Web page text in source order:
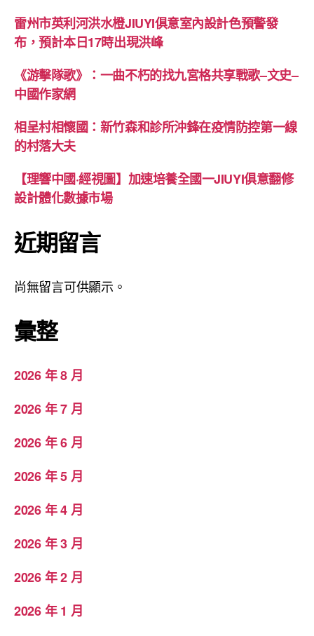
雷州市英利河洪水橙JIUYI俱意室內設計色預警發
布，預計本日17時出現洪峰
《游擊隊歌》：一曲不朽的找九宮格共享戰歌–文史–
中國作家網
相呈村相懷國：新竹森和診所沖鋒在疫情防控第一線
的村落大夫
【理響中國·經視圖】加速培養全國一JIUYI俱意翻修
設計體化數據市場
近期留言
尚無留言可供顯示。
彙整
2026 年 8 月
2026 年 7 月
2026 年 6 月
2026 年 5 月
2026 年 4 月
2026 年 3 月
2026 年 2 月
2026 年 1 月